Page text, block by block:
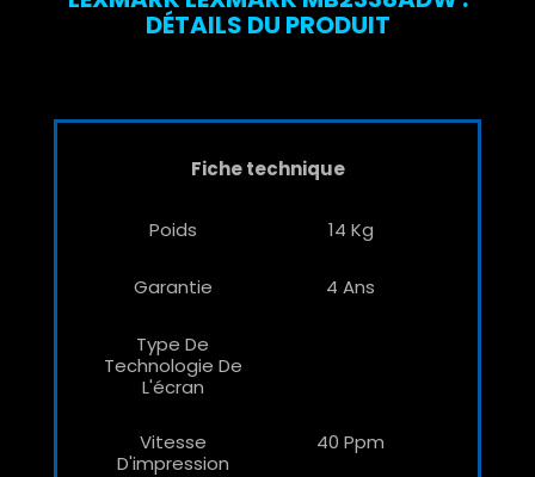
DÉTAILS DU PRODUIT
Fiche technique
Poids 14 Kg
Garantie 4 Ans
Type De
Technologie De
L'écran
Vitesse
D'impression
40 Ppm